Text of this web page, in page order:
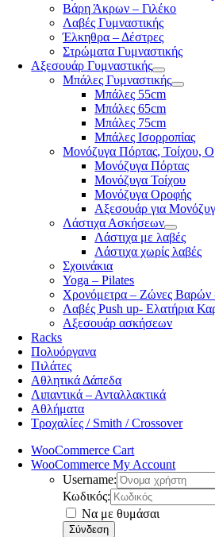
Βάρη Άκρων – Γιλέκο
Λαβές Γυμναστικής
Έλκηθρα – Δέστρες
Στρώματα Γυμναστικής
Αξεσουάρ Γυμναστικής
Μπάλες Γυμναστικής
Μπάλες 55cm
Μπάλες 65cm
Μπάλες 75cm
Μπάλες Ισορροπίας
Μονόζυγα Πόρτας, Τοίχου,
Μονόζυγα Πόρτας
Μονόζυγα Τοίχου
Μονόζυγα Οροφής
Αξεσουάρ για
Λάστιχα Ασκήσεων
Λάστιχα με λαβές
Λάστιχα χωρίς λαβές
Σχοινάκια
Yoga – Pilates
Χρονόμετρα – Ζώνες Βαρών
Λαβές Push up- Ελατήρια
Αξεσουάρ ασκήσεων
Racks
Πολυόργανα
Πιλάτες
Αθλητικά Δάπεδα
Λιπαντικά – Ανταλλακτικά
Αθλήματα
Τροχαλίες / Smith / Crossover
WooCommerce Cart
WooCommerce My Account
Username:
Κωδικός:
Να με θυμάσαι